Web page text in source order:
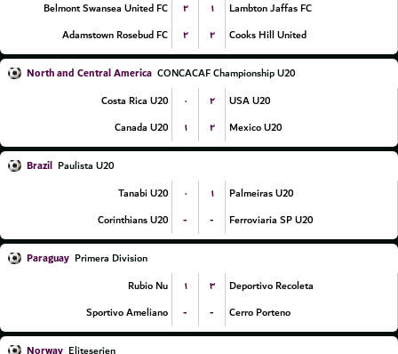
Belmont Swansea United FC
۲ ۱
Lambton Jaffas FC
Adamstown Rosebud FC
۲ ۲ Cooks Hill United
North and Central America CONCACAF Championship U20
Costa Rica U20
۰ ۲
USA U20
Canada U20
۱ ۲ Mexico U20
Brazil Paulista U20
Tanabi U20
۰ ۱
Palmeiras U20
Corinthians U20
- - Ferroviaria SP U20
Paraguay Primera Division
Rubio Nu
۱ ۳
Deportivo Recoleta
Sportivo Ameliano
- - Cerro Porteno